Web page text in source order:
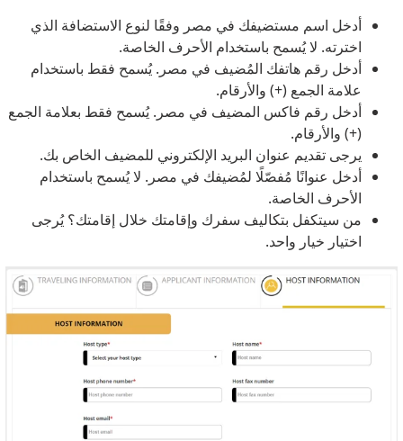
أدخل اسم مستضيفك في مصر وفقًا لنوع الاستضافة الذي
اخترته. لا يُسمح باستخدام الأحرف الخاصة.
أدخل رقم هاتفك المُضيف في مصر. يُسمح فقط باستخدام
علامة الجمع (+) والأرقام.
أدخل رقم فاكس المضيف في مصر. يُسمح فقط بعلامة الجمع
(+) والأرقام.
يرجى تقديم عنوان البريد الإلكتروني للمضيف الخاص بك.
أدخل عنوانًا مُفصّلًا لمُضيفك في مصر. لا يُسمح باستخدام
الأحرف الخاصة.
من سيتكفل بتكاليف سفرك وإقامتك خلال إقامتك؟ يُرجى
اختيار خيار واحد.